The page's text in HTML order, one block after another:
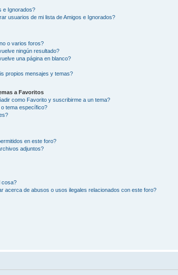
e Ignorados?
usuarios de mi lista de Amigos e Ignorados?
o varios foros?
ningún resultado?
una página en blanco?
propios mensajes y temas?
a Favoritos
como Favorito y suscribirme a un tema?
tema específico?
en este foro?
adjuntos?
cosa?
acerca de abusos o usos ilegales relacionados con este foro?